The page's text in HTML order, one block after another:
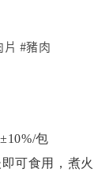
#豬肉
包
可食用，煮